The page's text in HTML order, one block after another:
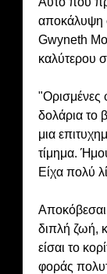
αποκάλυψη
Gwyneth
καλύτερου
"Ορισμένες
δολάρια το
μια
τίμημα.
Είχα πολύ
Αποκόβεσαι
διπλή ζωή,
είσαι το
φοράς